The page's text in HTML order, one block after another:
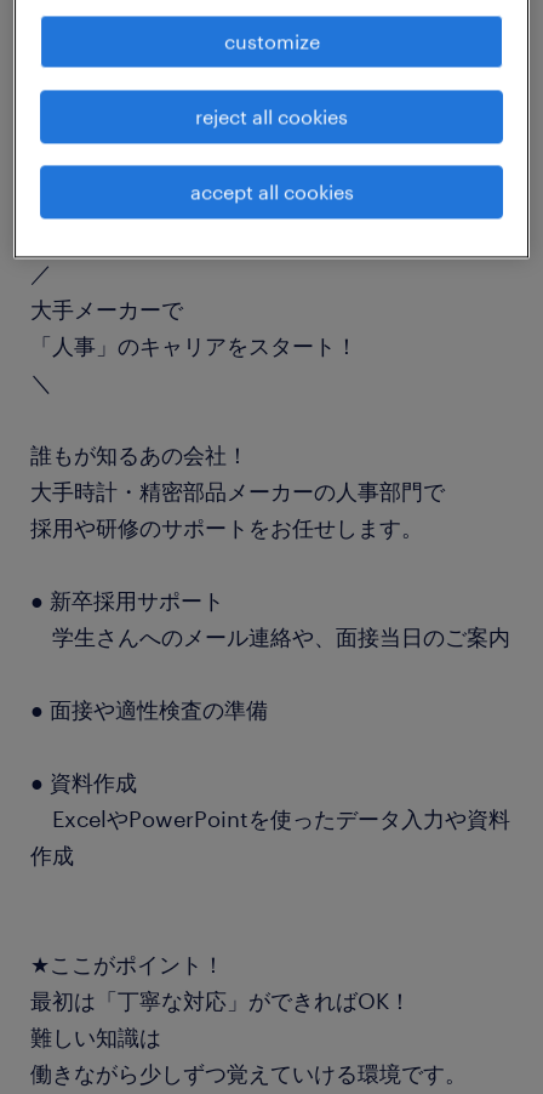
職種
長期（3ヶ月以上）
／
大手メーカーで
「人事」のキャリアをスタート！
＼
誰もが知るあの会社！
大手時計・精密部品メーカーの人事部門で
採用や研修のサポートをお任せします。
● 新卒採用サポート
学生さんへのメール連絡や、面接当日のご案内
● 面接や適性検査の準備
● 資料作成
ExcelやPowerPointを使ったデータ入力や資料
作成
★ここがポイント！
最初は「丁寧な対応」ができればOK！
難しい知識は
働きながら少しずつ覚えていける環境です。
customize
reject all cookies
accept all cookies